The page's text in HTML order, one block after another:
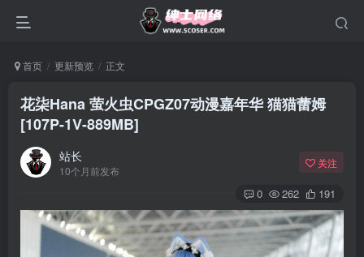
首页 更新预览 正文
花柒Hana 萤火虫CPGZ07动漫嘉年华 猫猫蕾姆
[107P-1V-889MB]
站长
10个月前发布
关注
0 262 191